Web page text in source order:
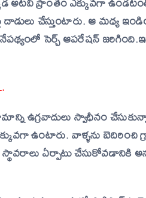
చేస్తుంటారు.ఆమధ్య
సెర్చ్ ఆపరేషన్ జరిగింది.
ఉగ్రవాదులు స్వాధీనం
ఉంటారు. వాళ్ళను
ఏర్పాటు చేసుకోవడానికి